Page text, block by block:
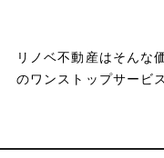
リノベ不動産はそんな
のワンストップサービ